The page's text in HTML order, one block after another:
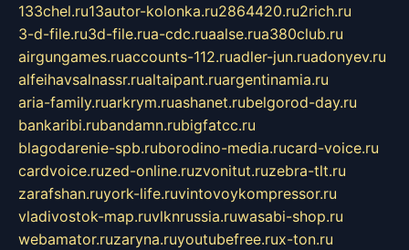
133chel.ru13autor-kolonka.ru2864420.ru2rich.ru
3-d-file.ru3d-file.rua-cdc.ruaalse.rua380club.ru
airgungames.ruaccounts-112.ruadler-jun.ruadonyev.ru
alfeihavsalnassr.rualtaipant.ruargentinamia.ru
aria-family.ruarkrym.ruashanet.rubelgorod-day.ru
bankaribi.rubandamn.rubigfatcc.ru
blagodarenie-spb.ruborodino-media.rucard-voice.ru
cardvoice.ruzed-online.ruzvonitut.ruzebra-tlt.ru
zarafshan.ruyork-life.ruvintovoykompressor.ru
vladivostok-map.ruvlknrussia.ruwasabi-shop.ru
webamator.ruzaryna.ruyoutubefree.rux-ton.ru